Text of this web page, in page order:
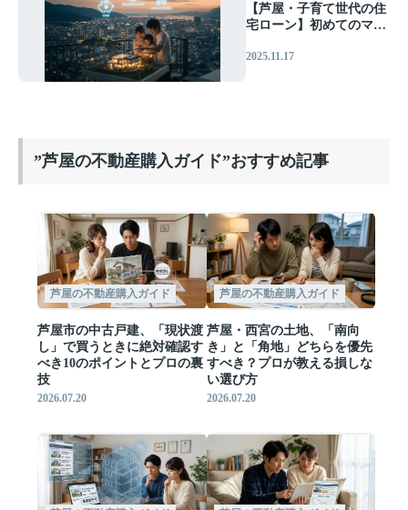
【芦屋・子育て世代の住
宅ローン】初めてのマイ
ロが教える資金計画の全
2025.11.17
”芦屋の不動産購入ガイド”おすすめ記事
芦屋の不動産購入ガイド
芦屋市の中古戸建、「現状渡
し」で買うときに絶対確認す
べき10のポイントとプロの裏
技
2026.07.20
芦屋の不動産購入ガイド
芦屋・西宮の土地、「南向
き」と「角地」どちらを優先
すべき？プロが教える損しな
い選び方
2026.07.20